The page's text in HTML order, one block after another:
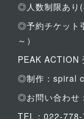
◎人数制限あり
◎予約チケット
～）
PEAK ACTION
◎制作：spiral
◎お問い合わせ
TEL：022-